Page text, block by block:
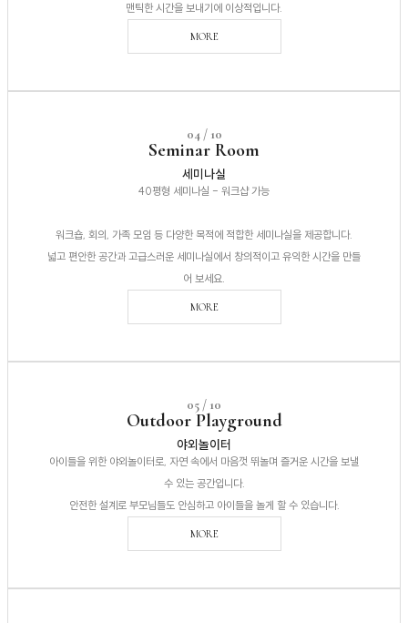
맨틱한 시간을 보내기에 이상적입니다.
MORE
04 / 10
Seminar Room
세미나실
40평형 세미나실 - 워크샵 가능
워크숍, 회의, 가족 모임 등 다양한 목적에 적합한 세미나실을 제공합니다.
넓고 편안한 공간과 고급스러운 세미나실에서 창의적이고 유익한 시간을 만들
어 보세요.
MORE
05 / 10
Outdoor Playground
야외놀이터
아이들을 위한 야외놀이터로, 자연 속에서 마음껏 뛰놀며 즐거운 시간을 보낼
수 있는 공간입니다.
안전한 설계로 부모님들도 안심하고 아이들을 놀게 할 수 있습니다.
MORE